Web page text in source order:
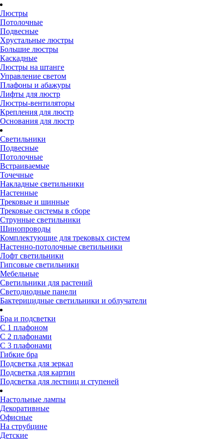
Люстры
Потолочные
Подвесные
Хрустальные люстры
Большие люстры
Каскадные
Люстры на штанге
Управление светом
Плафоны и абажуры
Лифты для люстр
Люстры-вентиляторы
Крепления для люстр
Основания для люстр
Светильники
Подвесные
Потолочные
Встраиваемые
Точечные
Накладные светильники
Настенные
Трековые и шинные
Трековые системы в сборе
Струнные светильники
Шинопроводы
Комплектующие для трековых систем
Настенно-потолочные светильники
Лофт светильники
Гипсовые светильники
Мебельные
Светильники для растений
Светодиодные панели
Бактерицидные светильники и облучатели
Бра и подсветки
С 1 плафоном
С 2 плафонами
С 3 плафонами
Гибкие бра
Подсветка для зеркал
Подсветка для картин
Подсветка для лестниц и ступеней
Настольные лампы
Декоративные
Офисные
На струбцине
Детские